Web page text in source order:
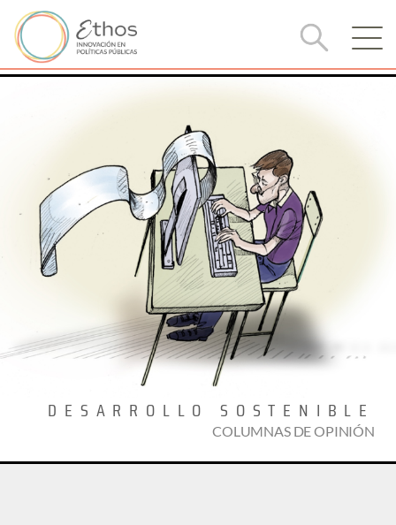
DESARROLLO SOSTENIBLE
COLUMNAS DE OPINIÓN